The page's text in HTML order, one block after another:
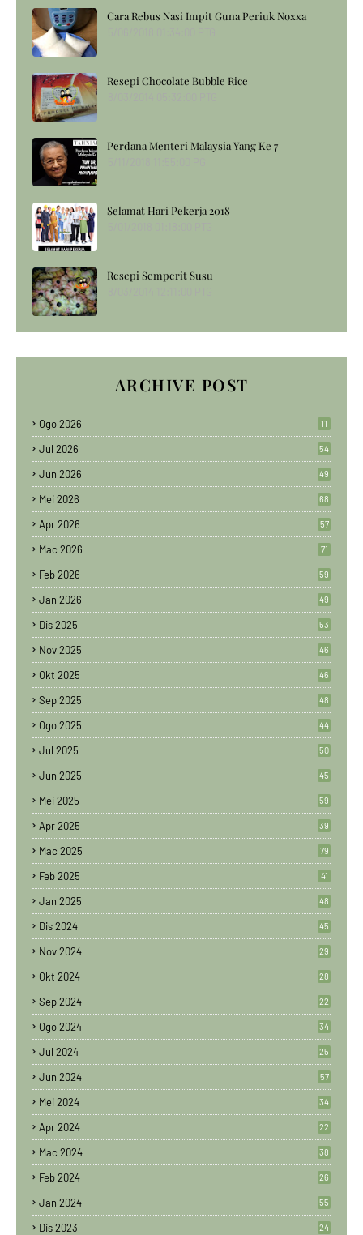
Cara Rebus Nasi Impit Guna Periuk Noxxa
Resepi Chocolate Bubble Rice
Perdana Menteri Malaysia Yang Ke 7
Selamat Hari Pekerja 2018
Resepi Semperit Susu
ARCHIVE POST
Ogo 2026 11
Jul 2026 54
Jun 2026 49
Mei 2026 68
Apr 2026 57
Mac 2026 71
Feb 2026 59
Jan 2026 49
Dis 2025 53
Nov 2025 46
Okt 2025 46
Sep 2025 48
Ogo 2025 44
Jul 2025 50
Jun 2025 45
Mei 2025 59
Apr 2025 39
Mac 2025 79
Feb 2025 41
Jan 2025 48
Dis 2024 45
Nov 2024 29
Okt 2024 28
Sep 2024 22
Ogo 2024 34
Jul 2024 25
Jun 2024 57
Mei 2024 34
Apr 2024 22
Mac 2024 38
Feb 2024 26
Jan 2024 55
Dis 2023 24